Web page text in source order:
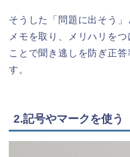
そうした「問題に出そう
メモを取り、メリハリを
ことで聞き逃しを防ぎ正
す。
2.記号やマークを使う